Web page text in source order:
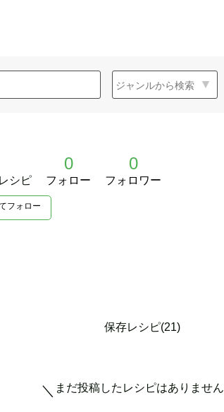
シピ
0
フォロー
0
フォロワー
フォロー
保存レシピ(21)
＼ まだ投稿したレシピはありません